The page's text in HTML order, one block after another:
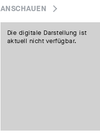
ANSCHAUEN
Die digitale Darstellung ist
aktuell nicht verfügbar.